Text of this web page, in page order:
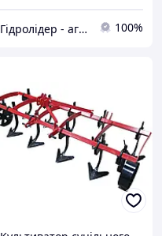
Гідролідер - агротехніка, промислове та будівельне обладнання 100%